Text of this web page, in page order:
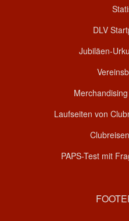
DLV
Jubiläen-
Laufseiten von
PAPS-Test mit